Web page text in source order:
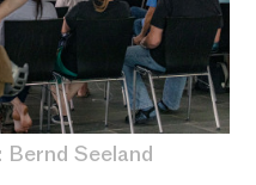
Seeland